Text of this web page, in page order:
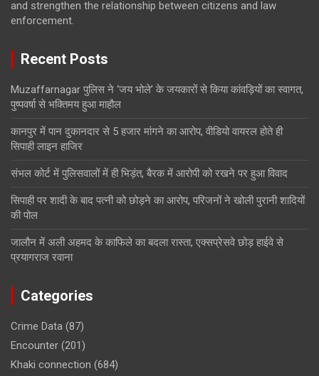
and strengthen the relationship between citizens and law
enforcement.
Recent Posts
Muzaffarnagar पुलिस ने ‘जय भोले’ के जयकारों से किया कांवड़ियों का स्वागत,
पुष्पवर्षा से भक्तिमय हुआ माहौल
कानपुर में पान दुकानदार से 5 हजार मांगने का आरोप, वीडियो वायरल होते ही
सिपाही लाइन हाजिर
संभल कोर्ट में पुलिसवालों में ही भिड़ंत, बैरक में आरोपी को रखने पर हुआ विवाद
सिपाही पर शादी के बाद पत्नी को छोड़ने का आरोप, परिजनों ने खोली पुरानी शादियों
की पोल
जालौन में अली अहमद के काफिले का बदला रास्ता, एक्सप्रेसवे छोड़ हाईवे से
प्रयागराज रवाना
Categories
Crime Data (87)
Encounter (201)
Khaki connection (684)